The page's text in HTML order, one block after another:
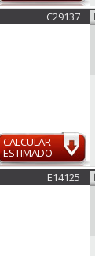
C29137
CALCULAR
ESTIMADO
E14125